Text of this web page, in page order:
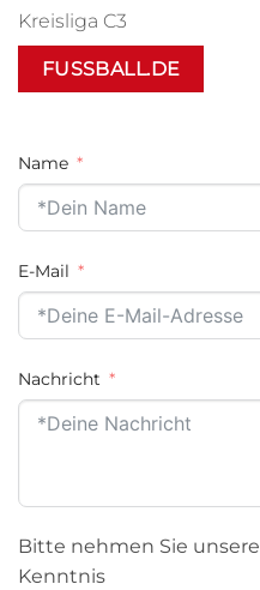
Kreisliga C3
FUSSBALL.DE
Name
E-Mail
Nachricht
Bitte nehmen Sie unsere
Kenntnis